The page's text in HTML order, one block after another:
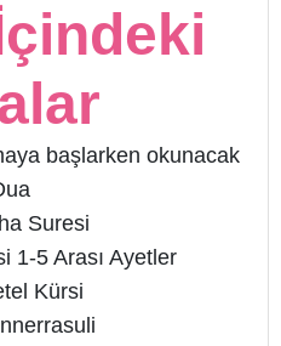
başlarken okunacak
Suresi
1-5 Arası Ayetler
Kürsi